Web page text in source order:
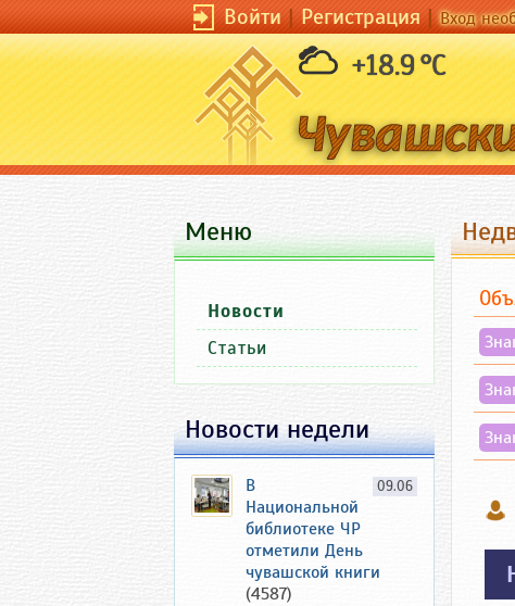
Войти|Регистрация|Вход
+18.9 °C
Меню
Новости
Статьи
Новости недели
09.06
В
Национальной
библиотеке ЧР
отметили День
чувашской книги
(4587)